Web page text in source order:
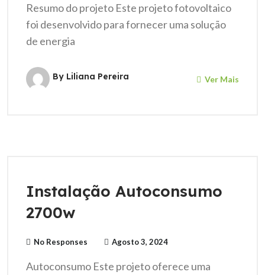
Resumo do projeto Este projeto fotovoltaico
foi desenvolvido para fornecer uma solução
de energia
By Liliana Pereira Ver Mais
Instalação Autoconsumo
2700w
No Responses Agosto 3, 2024
Autoconsumo Este projeto oferece uma